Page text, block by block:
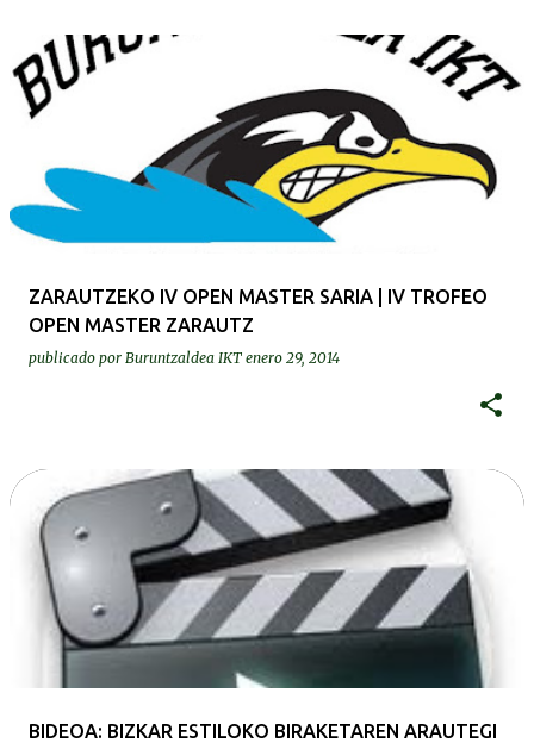
ZARAUTZEKO IV OPEN MASTER SARIA | IV TROFEO
OPEN MASTER ZARAUTZ
publicado por Buruntzaldea IKT enero 29, 2014
BIDEOA: BIZKAR ESTILOKO BIRAKETAREN ARAUTEGI